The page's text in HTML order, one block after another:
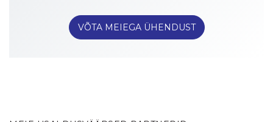
VÕTA MEIEGA ÜHENDUST